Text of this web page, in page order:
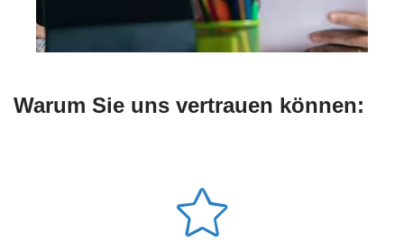
Warum Sie uns vertrauen können: